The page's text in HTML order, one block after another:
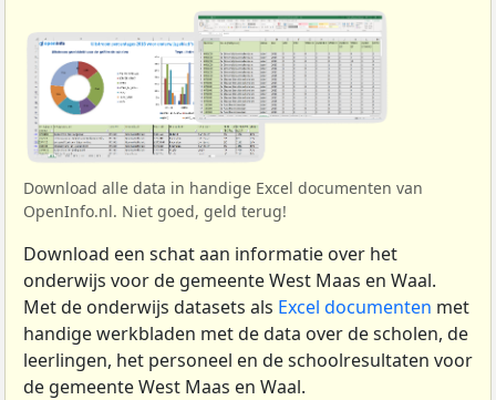
Download alle data in handige Excel documenten van
OpenInfo.nl. Niet goed, geld terug!
Download een schat aan informatie over het
onderwijs voor de gemeente West Maas en Waal.
Met de onderwijs datasets als Excel documenten met
handige werkbladen met de data over de scholen, de
leerlingen, het personeel en de schoolresultaten voor
de gemeente West Maas en Waal.